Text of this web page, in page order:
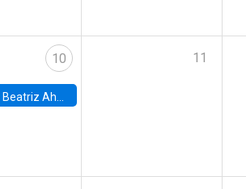
10
Beatriz Ahumada, PhD candidate, Universidad de Pittsburgh
11